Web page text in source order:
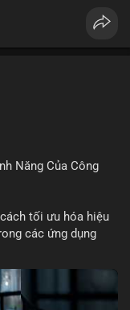
Năng Của Công
tối ưu hóa hiệu
các ứng dụng
trình trong lĩnh
vai trò của AI
xử lý, và hỗ trợ quyết